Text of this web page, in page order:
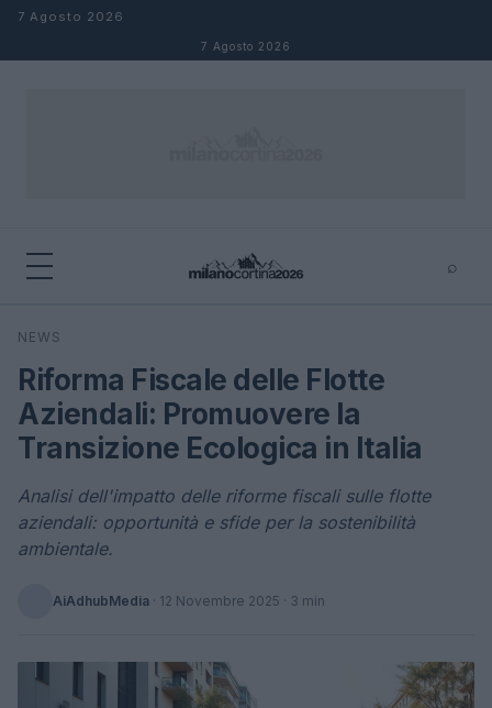
Salta al contenuto
7 Agosto 2026
7 Agosto 2026
⌕
Cerca
NEWS
Riforma Fiscale delle Flotte
Aziendali: Promuovere la
Transizione Ecologica in Italia
Analisi dell'impatto delle riforme fiscali sulle flotte
aziendali: opportunità e sfide per la sostenibilità
ambientale.
AiAdhubMedia · 12 Novembre 2025 · 3 min